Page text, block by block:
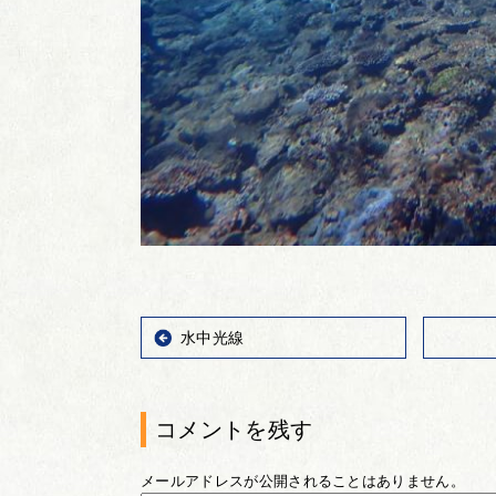
水中光線
コメントを残す
メールアドレスが公開されることはありません。